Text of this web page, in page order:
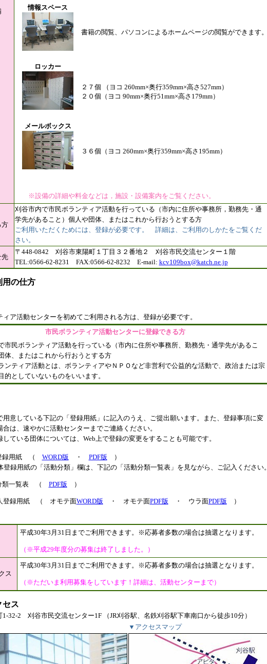
情報スペース
書籍の閲覧、パソコンによるホームページの閲覧ができます。
ロッカー
２７個 （ヨコ 260mm×奥行359mm×高さ527mm）
２０個（ヨコ 90mm×奥行51mm×高さ179mm）
メールボックス
３６個（ヨコ 260mm×奥行359mm×高さ195mm）
※設備の詳細や料金などは，施設・設備案内をご覧ください。
方
刈谷市内で市民ボランティア活動を行っている（市内に住所や事務所，勤務先・通
学先があること）個人や団体、またはこれから行おうとする方
ご利用いただくためには、登録が必要です。 詳細は、ご利用のしかたをご覧くだ
さい。
先
〒448-0842 刈谷市東陽町１丁目３２番地２ 刈谷市民交流センター１階
TEL:0566-62-8231 FAX:0566-62-8232 E-mail: kcv109box@katch.ne.jp
の仕方
ィア活動センターを初めてご利用される方は、登録が必要です。
市民ボランティア活動センターに登録できる方
民ボランティア活動を行っている（市内に住所や事務所、勤務先・通学先があるこ
体、またはこれから行おうとする方
ティア活動とは、ボランティアやＮＰＯなど非営利で公益的な活動で、政治または宗
的としていないものをいいます。
意している下記の「登録用紙」に記入のうえ、ご提出願います。また、登録事項に変
合は、速やかに活動センターまでご連絡ください。
ている団体については、Web上で登録の変更をすることも可能です。
録用紙 （ WORD版 ・ PDF版 ）
登録用紙の「活動分類」欄は、下記の「活動分類一覧表」を見ながら、ご記入ください。
類一覧表 （ PDF版 ）
用紙 （ オモテ面WORD版 ・ オモテ面PDF版 ・ ウラ面PDF版 ）
平成30年3月31日までご利用できます。※応募者多数の場合は抽選となります。
（※平成29年度分の募集は終了しました。）
ス
平成30年3月31日までご利用できます。※応募者多数の場合は抽選となります。
（※ただいま利用募集をしています！詳細は、活動センターまで）
ス
1-32-2 刈谷市民交流センター1F （JR刈谷駅、名鉄刈谷駅下車南口から徒歩10分）
▼アクセスマップ